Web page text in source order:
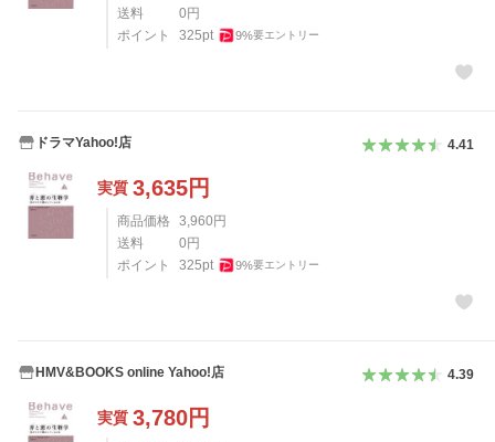
送料
0 円
ポイント
325pt 9%要エントリー
ドラマYahoo!店 4.41
実質 3,635円
商品価格 3,960 円
送料
0 円
ポイント
325pt 9%要エントリー
HMV&BOOKS online Yahoo!店 4.39
実質 3,780円